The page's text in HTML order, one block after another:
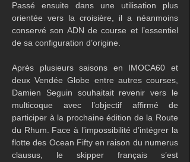
Passé ensuite dans une utilisation plus
orientée vers la croisière, il a néanmoins
conservé son ADN de course et l’essentiel
de sa configuration d’origine.
Après plusieurs saisons en IMOCA60 et
deux Vendée Globe entre autres courses,
Damien Seguin souhaitait revenir vers le
multicoque avec l’objectif affirmé de
participer à la prochaine édition de la Route
du Rhum. Face à l’impossibilité d’intégrer la
flotte des Ocean Fifty en raison du numerus
clausus, le skipper français s’est